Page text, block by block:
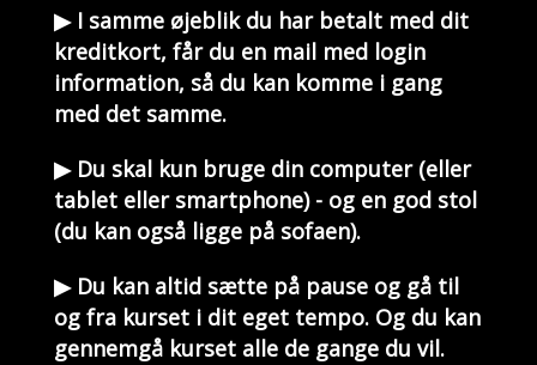
▶ I samme øjeblik du har betalt med dit
kreditkort, får du en mail med login
information, så du kan komme i gang
med det samme.
▶ Du skal kun bruge din computer (eller
tablet eller smartphone) - og en god stol
(du kan også ligge på sofaen).
▶ Du kan altid sætte på pause og gå til
og fra kurset i dit eget tempo. Og du kan
gennemgå kurset alle de gange du vil.